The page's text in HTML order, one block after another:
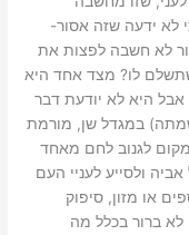
לא ידעה שזה אסור-
לא חשבה לפצות את
לו? מצד אחד היא
היא לא יודעת דבר
במגדל שן, מורמת
לגנוב לחם מאחד
ולסייע לעניי העם
או מזון, סיפוק
לא ברור בכלל מה